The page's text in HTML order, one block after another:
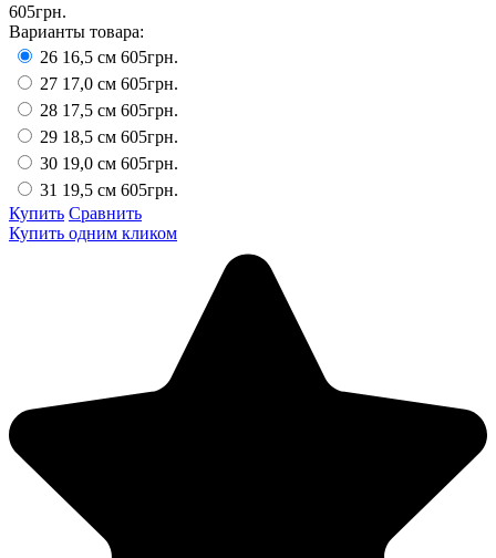
605грн.
Варианты товара:
26 16,5 см 605грн.
27 17,0 см 605грн.
28 17,5 см 605грн.
29 18,5 см 605грн.
30 19,0 см 605грн.
31 19,5 см 605грн.
Купить Сравнить
Купить одним кликом